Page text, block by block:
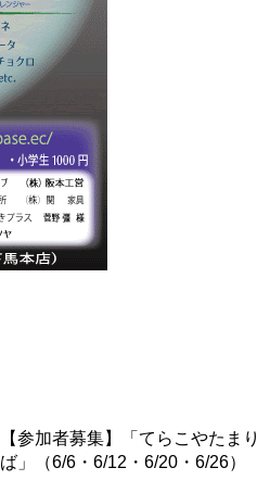
【参加者募集】「てらこやたまり
ば」（6/6・6/12・6/20・6/26）